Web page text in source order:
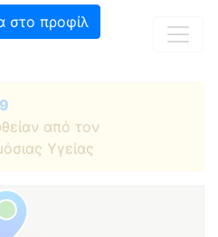
στο προφίλ
από τον
Υγείας